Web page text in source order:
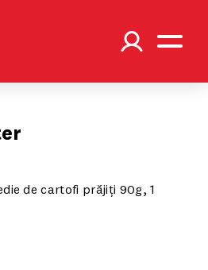
de cartofi prăjiți 90g, 1